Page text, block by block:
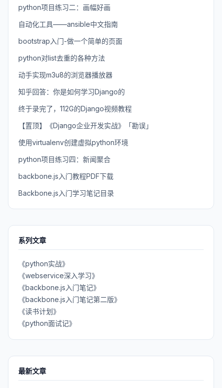
python项目练习二：画幅好画
自动化工具——ansible中文指南
bootstrap入门-做一个简单的页面
python对list去重的各种方法
动手实现m3u8的浏览器播放器
知乎回答：你是如何学习Django的
终于录完了，112G的Django视频教程
【置顶】《Django企业开发实战》「勘误」
使用virtualenv创建虚拟python环境
python项目练习四：新闻聚合
backbone.js入门教程PDF下载
Backbone.js入门学习笔记目录
系列文章
《python实战》
《webservice深入学习》
《backbone.js入门笔记》
《backbone.js入门笔记第二版》
《读书计划》
《python面试记》
最新文章